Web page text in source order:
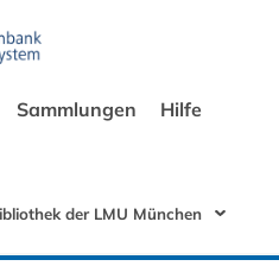
Sammlungen Hilfe
der LMU München